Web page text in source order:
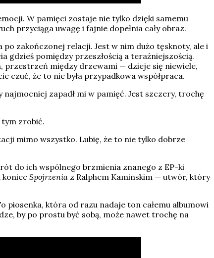
W pamięci zostaje nie tylko dzięki samemu
przyciąga uwagę i fajnie dopełnia cały obraz.
zakończonej relacji. Jest w nim dużo tęsknoty, ale i
gdzieś pomiędzy przeszłością a teraźniejszością.
przestrzeń między drzewami — dzieje się niewiele,
czuć, że to nie była przypadkowa współpraca.
zapadł mi w pamięć. Jest szczery, trochę
tym zrobić.
mimo wszystko. Lubię, że to nie tylko dobrze
do ich wspólnego brzmienia znanego z EP-ki
Spojrzenia z Ralphem Kaminskim — utwór, który
piosenka, która od razu nadaje ton całemu albumowi
by po prostu być sobą, może nawet trochę na